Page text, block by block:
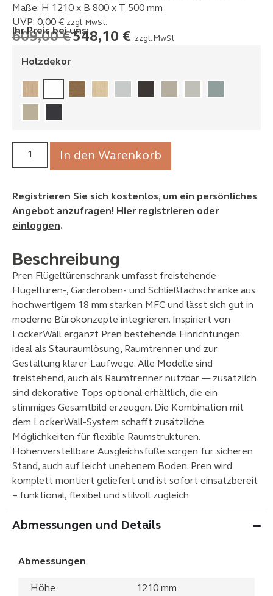
Maße: H 1210 x B 800 x T 500 mm
UVP: 0,00 € zzgl. MwSt.
Ihr Preis bei uns:
609,00€548,10 € zzgl. MwSt.
Holzdekor
In den Warenkorb
Registrieren Sie sich kostenlos, um ein persönliches
Angebot anzufragen! Hier registrieren oder
einloggen.
Beschreibung
Pren Flügeltürenschrank umfasst freistehende
Flügeltüren‑, Garderoben‑ und Schließfachschränke aus
hochwertigem 18 mm starken MFC und lässt sich gut in
moderne Bürokonzepte integrieren. Inspiriert von
LockerWall ergänzt Pren bestehende Einrichtungen
ideal als Stauraumlösung, Raumtrenner und zur
Gestaltung klarer Laufwege. Alle Modelle sind
freistehend, auch als Raumtrenner nutzbar — zusätzlich
sind dekorative Tops optional erhältlich, die ein
stimmiges Gesamtbild erzeugen. Die Kombination mit
dem LockerWall‑System schafft zusätzliche
Möglichkeiten für flexible Raumstrukturen.
Höhenverstellbare Ausgleichsfüße sorgen für sicheren
Stand, auch auf leicht unebenem Boden. Pren wird
komplett montiert geliefert und ist sofort einsatzbereit
– funktional, flexibel und stilvoll zugleich.
Abmessungen und Details
Abmessungen
Höhe 1210 mm